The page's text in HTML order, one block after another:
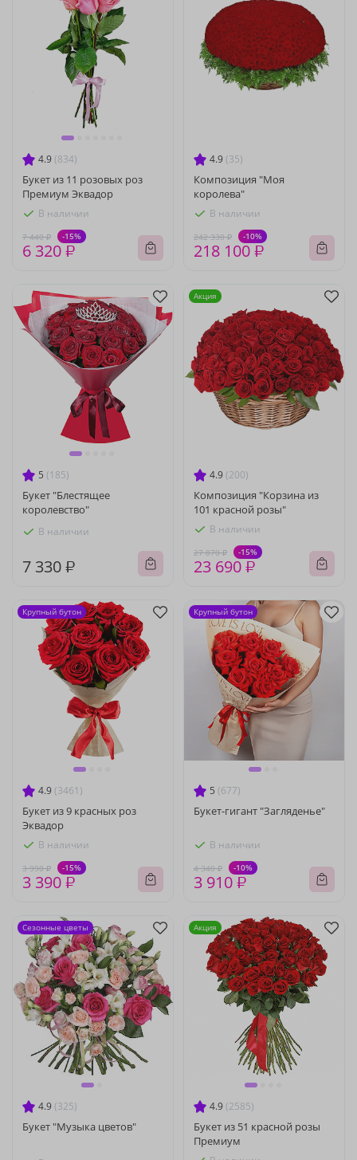
4.9 (834)
Букет из 11 розовых роз
Премиум Эквадор
В наличии
7 440 ₽ -15%
6 320 ₽
4.9 (35)
Композиция "Моя
королева"
В наличии
242 330 ₽ -10%
218 100 ₽
5 (185)
Букет "Блестящее
королевство"
В наличии
7 330 ₽
4.9 (200)
Композиция "Корзина из
101 красной розы"
В наличии
27 870 ₽ -15%
23 690 ₽
Акция
4.9 (3461)
Букет из 9 красных роз
Эквадор
В наличии
3 990 ₽ -15%
3 390 ₽
Крупный бутон
5 (677)
Букет-гигант "Загляденье"
В наличии
4 340 ₽ -10%
3 910 ₽
Крупный бутон
4.9 (325)
Букет "Музыка цветов"
Сезонные цветы
4.9 (2585)
Букет из 51 красной розы
Премиум
Акция